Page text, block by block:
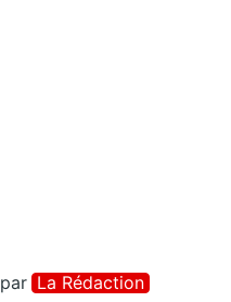
par La Rédaction